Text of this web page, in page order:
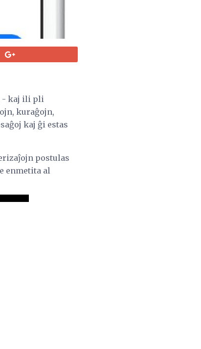
- kaj ili pli
kuraĝojn,
kaj ĝi estas
postulas
enmetita al